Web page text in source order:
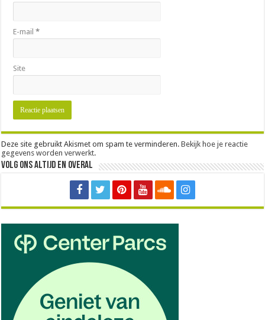
E-mail*
Site
Deze site gebruikt Akismet om spam te verminderen.Bekijk hoe je reactie
gegevens worden verwerkt.
Volg ons altijd en overal